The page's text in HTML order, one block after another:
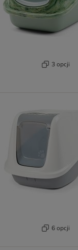
3 opcji
6 opcji